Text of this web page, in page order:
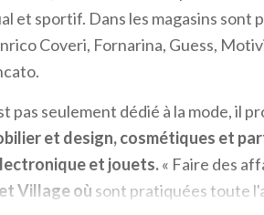
et sportif. Dans les magasins sont
Coveri, Fornarina, Guess,
pas seulement dédié à la mode, il
et design, cosmétiques et
et jouets.« Faire des
Village où sont pratiquées toute